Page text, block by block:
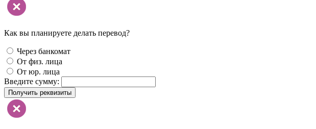
Как вы планируете делать перевод?
Через банкомат
От физ. лица
От юр. лица
Введите сумму:
Получить реквизиты